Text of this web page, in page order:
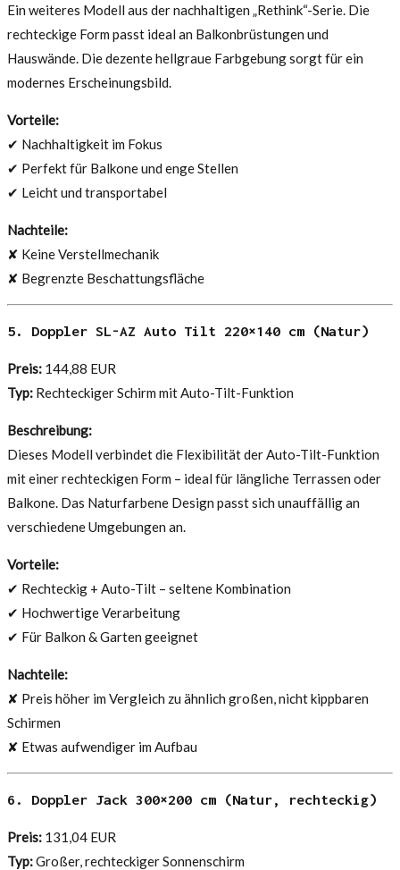
Ein weiteres Modell aus der nachhaltigen „Rethink“-Serie. Die
rechteckige Form passt ideal an Balkonbrüstungen und
Hauswände. Die dezente hellgraue Farbgebung sorgt für ein
modernes Erscheinungsbild.
Vorteile:
✔ Nachhaltigkeit im Fokus
✔ Perfekt für Balkone und enge Stellen
✔ Leicht und transportabel
Nachteile:
✘ Keine Verstellmechanik
✘ Begrenzte Beschattungsfläche
5. Doppler SL-AZ Auto Tilt 220×140 cm (Natur)
Preis: 144,88 EUR
Typ: Rechteckiger Schirm mit Auto-Tilt-Funktion
Beschreibung:
Dieses Modell verbindet die Flexibilität der Auto-Tilt-Funktion
mit einer rechteckigen Form – ideal für längliche Terrassen oder
Balkone. Das Naturfarbene Design passt sich unauffällig an
verschiedene Umgebungen an.
Vorteile:
✔ Rechteckig + Auto-Tilt – seltene Kombination
✔ Hochwertige Verarbeitung
✔ Für Balkon & Garten geeignet
Nachteile:
✘ Preis höher im Vergleich zu ähnlich großen, nicht kippbaren
Schirmen
✘ Etwas aufwendiger im Aufbau
6. Doppler Jack 300×200 cm (Natur, rechteckig)
Preis: 131,04 EUR
Typ:Großer, rechteckiger Sonnenschirm